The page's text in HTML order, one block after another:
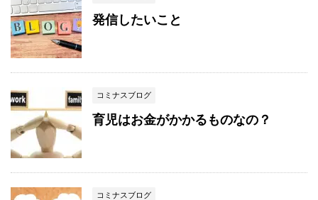
発信したいこと
コミナスブログ
育児はお金がかかるものなの？
コミナスブログ